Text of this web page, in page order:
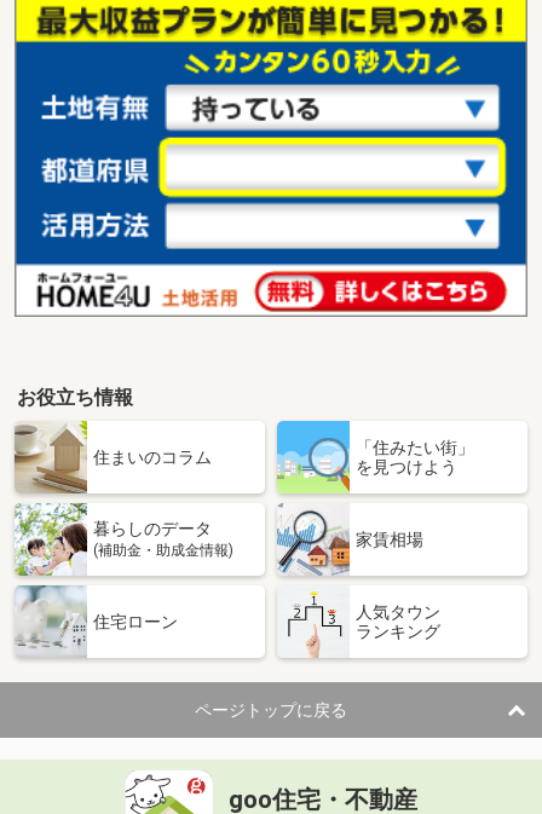
お役立ち情報
住まいのコラム
「住みたい街」
を見つけよう
暮らしのデータ
(補助金・助成金情報)
家賃相場
住宅ローン
人気タウン
ランキング
ページトップに戻る
goo住宅・不動産